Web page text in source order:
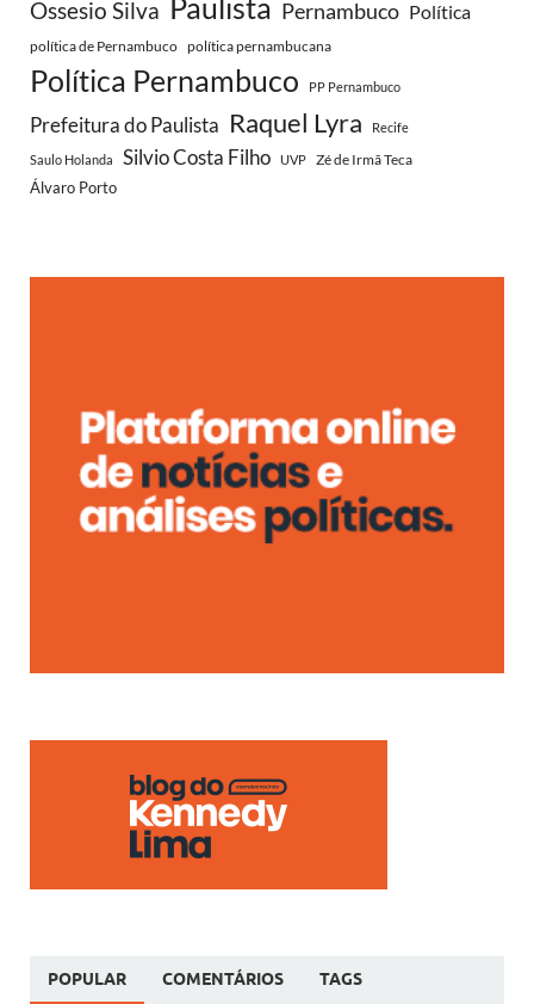
Ossesio Silva Paulista Pernambuco Política
política de Pernambuco política pernambucana
Política Pernambuco PP Pernambuco
Prefeitura do Paulista Raquel Lyra Recife
Saulo Holanda Silvio Costa Filho UVP
Zé de Irmã Teca
Álvaro Porto
POPULAR COMENTÁRIOS TAGS